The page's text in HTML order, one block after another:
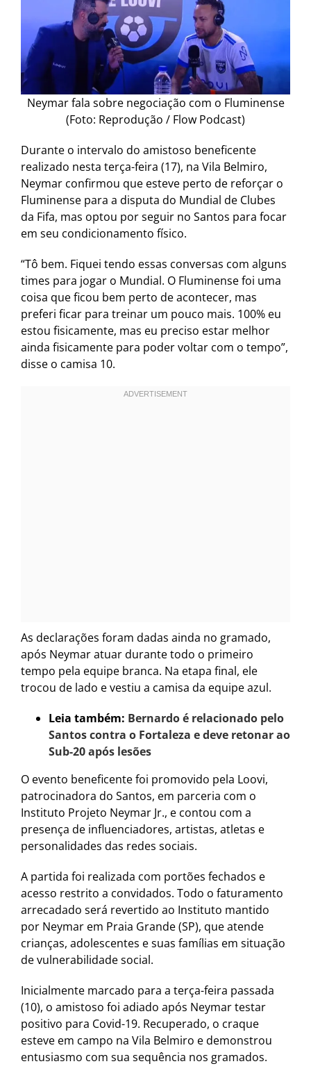
Neymar fala sobre negociação com o Fluminense
(Foto: Reprodução / Flow Podcast)
Durante o intervalo do amistoso beneficente
realizado nesta terça-feira (17), na Vila Belmiro,
Neymar confirmou que esteve perto de reforçar o
Fluminense para a disputa do Mundial de Clubes
da Fifa, mas optou por seguir no Santos para focar
em seu condicionamento físico.
“Tô bem. Fiquei tendo essas conversas com alguns
times para jogar o Mundial. O Fluminense foi uma
coisa que ficou bem perto de acontecer, mas
preferi ficar para treinar um pouco mais. 100% eu
estou fisicamente, mas eu preciso estar melhor
ainda fisicamente para poder voltar com o tempo”,
disse o camisa 10.
As declarações foram dadas ainda no gramado,
após Neymar atuar durante todo o primeiro
tempo pela equipe branca. Na etapa final, ele
trocou de lado e vestiu a camisa da equipe azul.
Leia também: Bernardo é relacionado pelo
Santos contra o Fortaleza e deve retonar ao
Sub-20 após lesões
O evento beneficente foi promovido pela Loovi,
patrocinadora do Santos, em parceria com o
Instituto Projeto Neymar Jr., e contou com a
presença de influenciadores, artistas, atletas e
personalidades das redes sociais.
A partida foi realizada com portões fechados e
acesso restrito a convidados. Todo o faturamento
arrecadado será revertido ao Instituto mantido
por Neymar em Praia Grande (SP), que atende
crianças, adolescentes e suas famílias em situação
de vulnerabilidade social.
Inicialmente marcado para a terça-feira passada
(10), o amistoso foi adiado após Neymar testar
positivo para Covid-19. Recuperado, o craque
esteve em campo na Vila Belmiro e demonstrou
entusiasmo com sua sequência nos gramados.